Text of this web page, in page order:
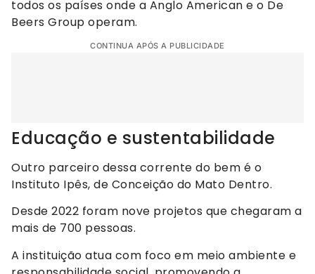
todos os países onde a Anglo American e o De
Beers Group operam.
CONTINUA APÓS A PUBLICIDADE
Educação e sustentabilidade
Outro parceiro dessa corrente do bem é o
Instituto Ipês, de Conceição do Mato Dentro.
Desde 2022 foram nove projetos que chegaram a
mais de 700 pessoas.
A instituição atua com foco em meio ambiente e